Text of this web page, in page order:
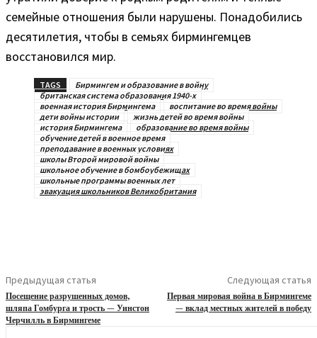
семейные отношения были нарушены. Понадобились
десятилетия, чтобы в семьях бирмингемцев
восстановился мир.
TAGS
Бирмингем и образование в войну
британская система образования 1940-х
военная история Бирмингема
воспитание во время войны
дети войны истории
жизнь детей во время войны
история Бирмингема
образование во время войны
обучение детей в военное время
преподавание в военных условиях
школы Второй мировой войны
школьное обучение в бомбоубежищах
школьные программы военных лет
эвакуация школьников Великобритания
Предыдущая статья
Посещение разрушенных домов,
шляпа Гомбурга и трость — Уинстон
Черчилль в Бирмингеме
Следующая статья
Первая мировая война в Бирмингеме
— вклад местных жителей в победу